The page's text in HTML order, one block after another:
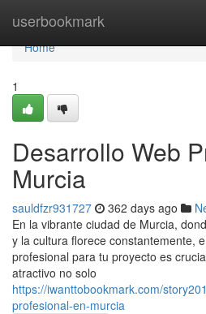
userbookmark
Home
Home
1
Desarrollo Web
Murcia
sauldfzr931727 362 days ago
En la vibrante ciudad de Murcia,
y la cultura florece constantemente,
profesional para tu proyecto es
atractivo no solo
https://iwanttobookmark.com/
profesional-en-murcia